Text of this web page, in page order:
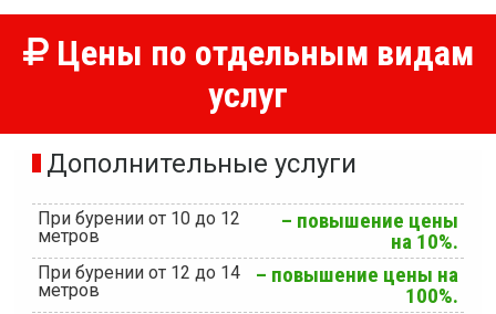
Цены по отдельным видам
услуг
Дополнительные услуги
При бурении от 10 до 12
метров
– повышение цены
на 10%.
При бурении от 12 до 14
метров
– повышение цены на
100%.